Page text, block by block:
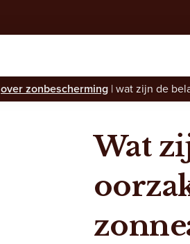
over zonbescherming |wat zijn de
Wat